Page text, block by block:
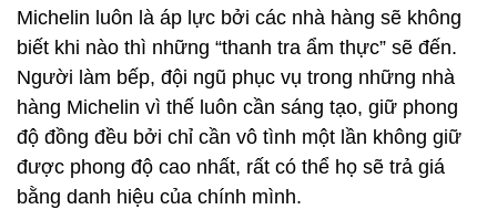
Michelin luôn là áp lực bởi các nhà hàng sẽ không
biết khi nào thì những “thanh tra ẩm thực” sẽ đến.
Người làm bếp, đội ngũ phục vụ trong những nhà
hàng Michelin vì thế luôn cần sáng tạo, giữ phong
độ đồng đều bởi chỉ cần vô tình một lần không giữ
được phong độ cao nhất, rất có thể họ sẽ trả giá
bằng danh hiệu của chính mình.